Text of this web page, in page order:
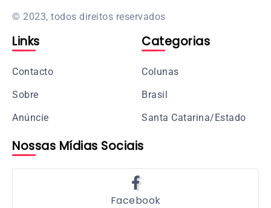
© 2023, todos direitos reservados
Links
Contacto
Sobre
Anúncie
Categorias
Colunas
Brasil
Santa Catarina/Estado
Nossas Mídias Sociais
Facebook